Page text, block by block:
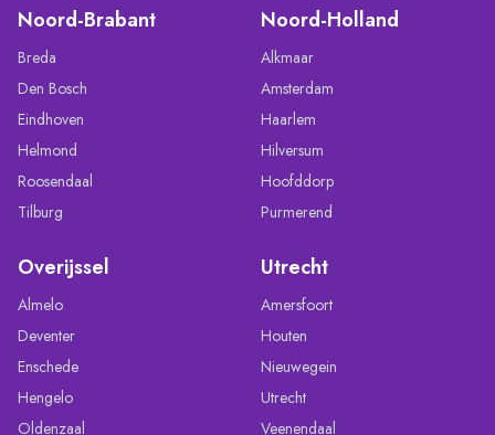
Noord-Brabant
Breda
Den Bosch
Eindhoven
Helmond
Roosendaal
Tilburg
Noord-Holland
Alkmaar
Amsterdam
Haarlem
Hilversum
Hoofddorp
Purmerend
Overijssel
Almelo
Deventer
Enschede
Hengelo
Oldenzaal
Utrecht
Amersfoort
Houten
Nieuwegein
Utrecht
Veenendaal